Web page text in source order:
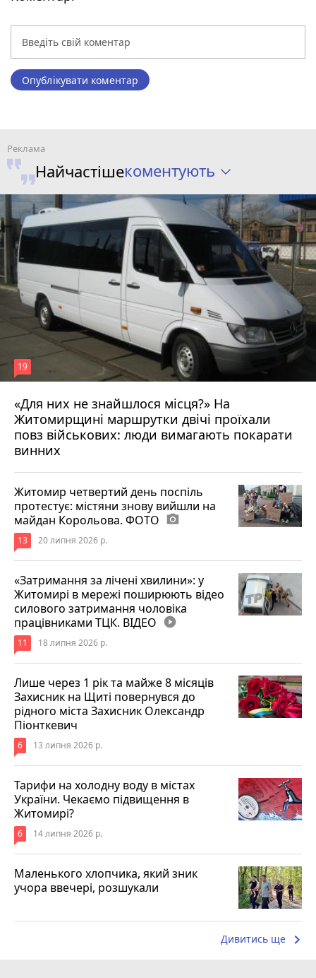
Опублікувати коментар
Найчастішекоментують
«Для них не знайшлося місця?» На
Житомирщині маршрутки двічі проїхали
повз військових: люди вимагають покарати
винних
19
17 липня 2026 р.
Житомир четвертий день поспіль
протестує: містяни знову вийшли на
майдан Корольова. ФОТО photo_camera
13 20 липня 2026 р.
«Затримання за лічені хвилини»: у
Житомирі в мережі поширюють відео
силового затримання чоловіка
працівниками ТЦК. ВІДЕО play_circle_filled
11 18 липня 2026 р.
Лише через 1 рік та майже 8 місяців
Захисник на Щиті повернувся до
рідного міста Захисник Олександр
Піонткевич
6 13 липня 2026 р.
Тарифи на холодну воду в містах
України. Чекаємо підвищення в
Житомирі?
6 14 липня 2026 р.
Маленького хлопчика, який зник
учора ввечері, розшукали
Дивитись ще keyboard_arrow_right